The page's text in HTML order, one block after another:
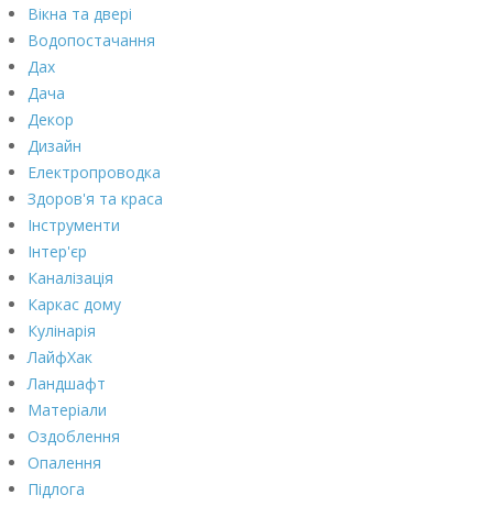
Вікна та двері
Водопостачання
Дах
Дача
Декор
Дизайн
Електропроводка
Здоров'я та краса
Інструменти
Інтер'єр
Каналізація
Каркас дому
Кулінарія
ЛайфХак
Ландшафт
Матеріали
Оздоблення
Опалення
Підлога